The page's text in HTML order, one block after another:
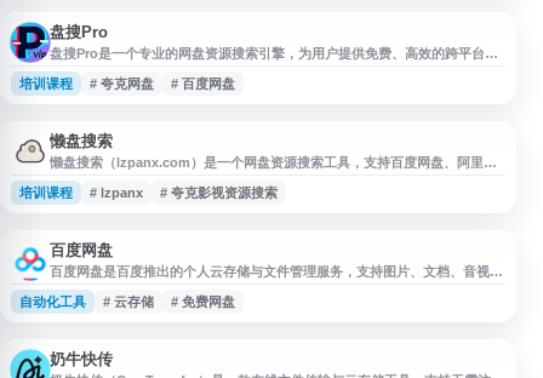
盘搜Pro
盘搜Pro是一个专业的网盘资源搜索引擎，为用户提供免费、高效的跨平台网
盘资源检索服务。该平台支持搜索阿里云盘、百度网盘、夸克网盘、迅雷网
盘、UC网盘、蓝奏云盘和115网盘等主流网盘中的公开分享资源，帮助用户快
学习资料、软
培训课程 # 夸克网盘 # 百度网盘
懒盘搜索
懒盘搜索（lzpanx.com）是一个网盘资源搜索工具，支持百度网盘、阿里云
盘、夸克网盘等平台资源检索，用户可用于查找学习资料、文档、影视等网盘
分享内容。网站提供关键词搜索服务，帮助用户快速定位相关资源链接，适合
培训课程 # lzpanx # 夸克影视资源搜索
百度网盘
百度网盘是百度推出的个人云存储与文件管理服务，支持图片、文档、音视频
等多类型文件的上传备份、在线查看、分享与下载。用户可通过电脑、手机、
电视等多终端访问和同步文件，适用于资料存储、文件传输、资源分享、离线
自动化工具 # 云存储 # 免费网盘
奶牛快传